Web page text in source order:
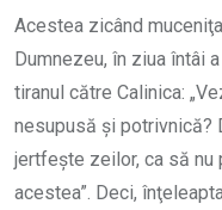
Acestea zicând
Dumnezeu, în ziua întâi
tiranul către Calinica:
nesupusă şi potrivnică?
jertfeşte zeilor, ca să nu
acestea”. Deci,